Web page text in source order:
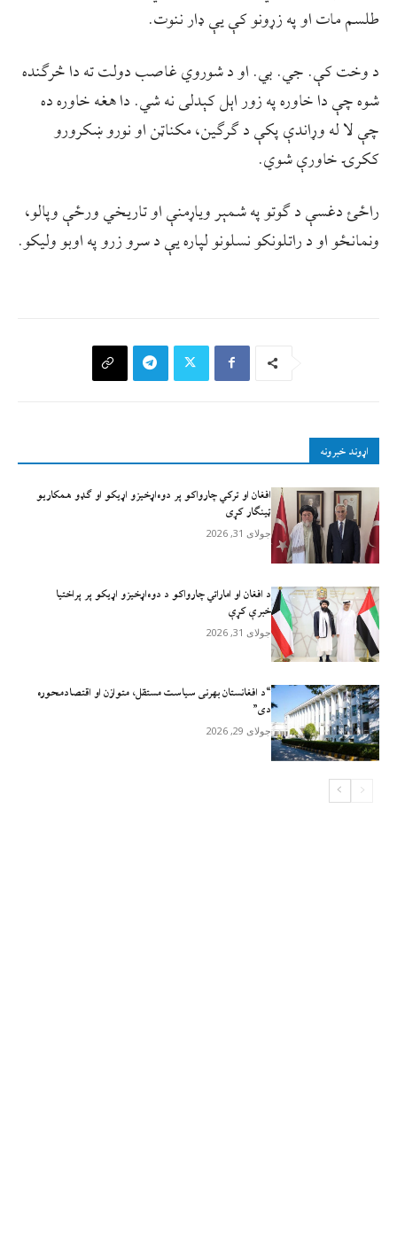
طلسم مات او په زړونو کې یې ډار ننوت.
د وخت کې. جي. بي. او د شوروي غاصب دولت ته دا څرګنده
شوه چې دا خاوره په زور اېل کېدلی نه شي. دا هغه خاوره ده
چې لا له وړاندې پکې د ګرګین، مکناټن او نورو ښکرورو
ککرۍ خاورې شوي.
راځئ دغسې د ګوتو په شمېر ویاړمنې او تاریخي ورځې وپالو،
ونمانځو او د راتلونکو نسلونو لپاره یې د سرو زرو په اوبو ولیکو.
اړوند خبرونه
افغان او ترکي چارواکو پر دوه‌اړخیزو اړيکو او ګډو همکاريو
ټينګار کړی
جولای 31, 2026
د افغان او اماراتي چارواکو د دوه‌اړخیزو اړیکو پر پراختیا
خبرې کړې
جولای 31, 2026
“د افغانستان بهرنی سیاست مستقل، متوازن او اقتصادمحوره
دی”
جولای 29, 2026